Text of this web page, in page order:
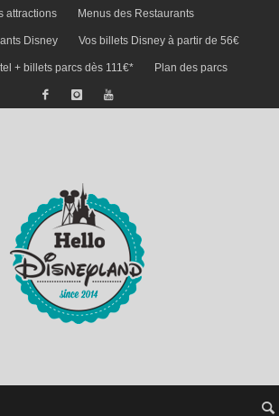
attractions Menus des Restaurants
Disney Vos billets Disney à partir de 56€
+ billets parcs dès 111€* Plan des parcs